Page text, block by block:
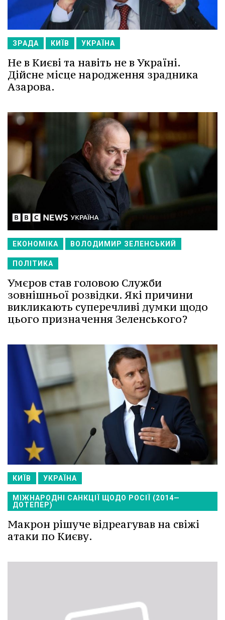
ЗРАДА КИЇВ УКРАЇНА
Не в Києві та навіть не в Україні.
Дійсне місце народження зрадника
Азарова.
ЕКОНОМІКА ВОЛОДИМИР ЗЕЛЕНСЬКИЙ
ПОЛІТИКА
Умєров став головою Служби
зовнішньої розвідки. Які причини
викликають суперечливі думки щодо
цього призначення Зеленського?
КИЇВ УКРАЇНА
МІЖНАРОДНІ САНКЦІЇ ЩОДО РОСІЇ (2014—
ДОТЕПЕР)
Макрон рішуче відреагував на свіжі
атаки по Києву.